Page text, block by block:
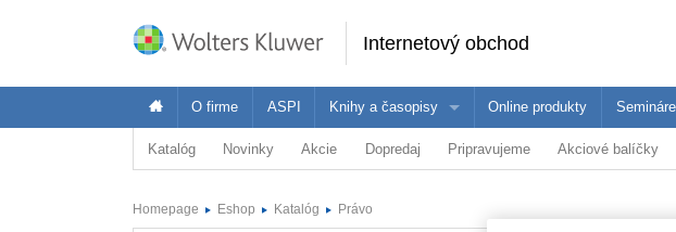
Internetový obchod
O firme ASPI Knihy a časopisy
Oblasť
Ekonomika
Vybrané produkty
Online produkty
Ponuka Wolters Kluwer je široká - pozrite sa čo ponúkame
Právnici Ekonómovia
Katalóg Novinky Akcie Dopredaj Pripravujeme Akciové balíčky
Homepage Eshop Katalóg Právo